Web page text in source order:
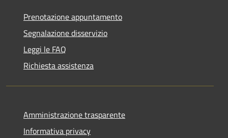
Prenotazione appuntamento
Segnalazione disservizio
Leggi le FAQ
Richiesta assistenza
Amministrazione trasparente
Informativa privacy